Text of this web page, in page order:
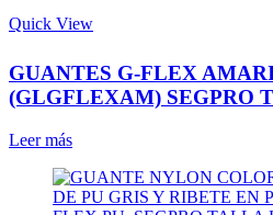
Quick View
GUANTES G-FLEX
(GLGFLEXAM) SEGPRO
Leer más